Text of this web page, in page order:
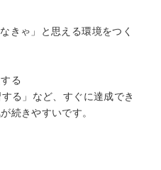
ゃ」と思える環境をつく
る
る」など、すぐに達成でき
続きやすいです。